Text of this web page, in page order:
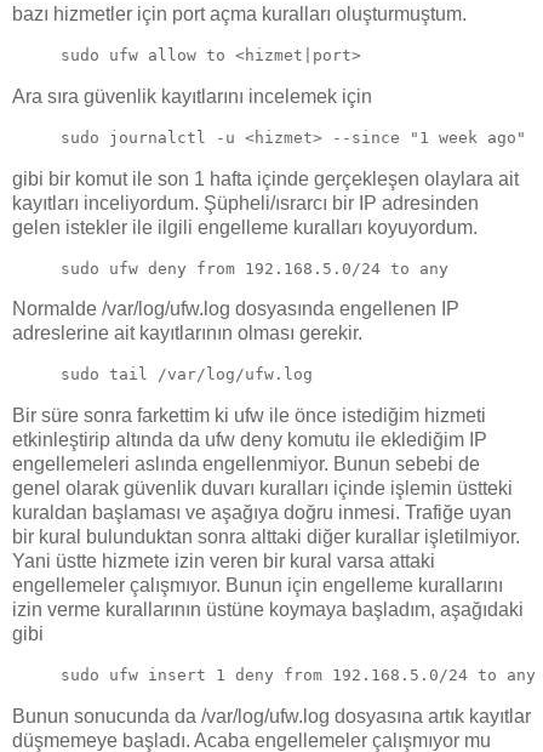
bazı hizmetler için port açma kuralları oluşturmuştum.
sudo ufw allow to <hizmet|port>
Ara sıra güvenlik kayıtlarını incelemek için
sudo journalctl -u <hizmet> --since "1 week ago"
gibi bir komut ile son 1 hafta içinde gerçekleşen olaylara ait
kayıtları inceliyordum. Şüpheli/ısrarcı bir IP adresinden
gelen istekler ile ilgili engelleme kuralları koyuyordum.
sudo ufw deny from 192.168.5.0/24 to any
Normalde /var/log/ufw.log dosyasında engellenen IP
adreslerine ait kayıtlarının olması gerekir.
sudo tail /var/log/ufw.log
Bir süre sonra farkettim ki ufw ile önce istediğim hizmeti
etkinleştirip altında da ufw deny komutu ile eklediğim IP
engellemeleri aslında engellenmiyor. Bunun sebebi de
genel olarak güvenlik duvarı kuralları içinde işlemin üstteki
kuraldan başlaması ve aşağıya doğru inmesi. Trafiğe uyan
bir kural bulunduktan sonra alttaki diğer kurallar işletilmiyor.
Yani üstte hizmete izin veren bir kural varsa attaki
engellemeler çalışmıyor. Bunun için engelleme kurallarını
izin verme kurallarının üstüne koymaya başladım, aşağıdaki
gibi
sudo ufw insert 1 deny from 192.168.5.0/24 to any
Bunun sonucunda da /var/log/ufw.log dosyasına artık kayıtlar
düşmemeye başladı. Acaba engellemeler çalışmıyor mu